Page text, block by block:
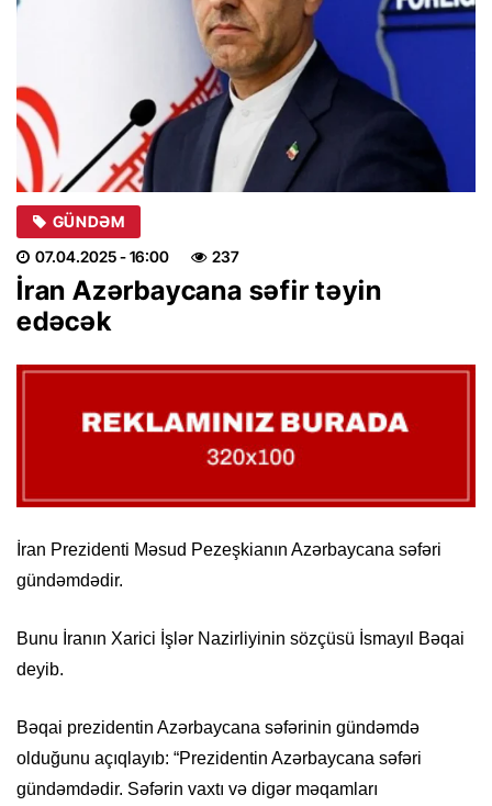
GÜNDƏM
07.04.2025- 16:00 237
İran Azərbaycana səfir təyin
edəcək
İran Prezidenti Məsud Pezeşkianın Azərbaycana səfəri
gündəmdədir.
Bunu İranın Xarici İşlər Nazirliyinin sözçüsü İsmayıl Bəqai
deyib.
Bəqai prezidentin Azərbaycana səfərinin gündəmdə
olduğunu açıqlayıb: “Prezidentin Azərbaycana səfəri
gündəmdədir. Səfərin vaxtı və digər məqamları